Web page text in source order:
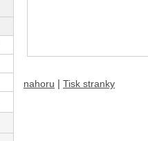
nahoru Tisk stranky